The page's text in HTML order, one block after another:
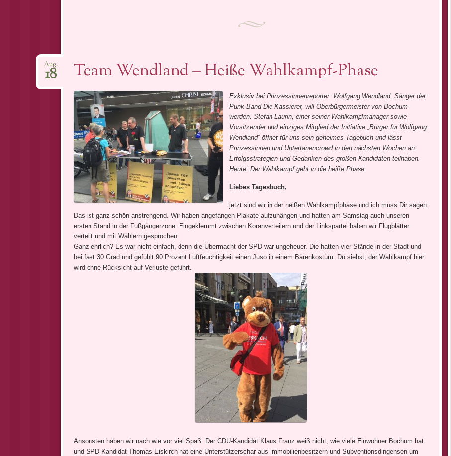
Team Wendland – Heiße Wahlkampf-Phase
Aug.
18
Exklusiv bei Prinzessinnenreporter: Wolfgang Wendland, Sänger der
Punk-Band Die Kassierer, will Oberbürgermeister von Bochum
werden. Stefan Laurin, einer seiner Wahlkampfmanager sowie
Vorsitzender und einziges Mitglied der Initiative „Bürger für Wolfgang
Wendland“ öffnet für uns sein geheimes Tagebuch und lässt
Prinzessinnen und Untertanencrowd in den nächsten Wochen an
Erfolgsstrategien und Gedanken des großen Kandidaten teilhaben.
Heute: Der Wahlkampf geht in die heiße Phase.
Liebes Tagesbuch,
jetzt sind wir in der heißen Wahlkampfphase und ich muss Dir sagen:
Das ist ganz schön anstrengend. Wir haben angefangen Plakate aufzuhängen und hatten am Samstag auch unseren
ersten Stand in der Fußgängerzone. Eingeklemmt zwischen Koranverteilern und der Linkspartei haben wir Flugblätter
verteilt und mit Wählern gesprochen.
Ganz ehrlich? Es war nicht einfach, denn die Übermacht der SPD war ungeheuer. Die hatten vier Stände in der Stadt und
bei fast 30 Grad und gefühlt 90 Prozent Luftfeuchtigkeit einen Juso in einem Bärenkostüm. Du siehst, der Wahlkampf hier
wird ohne Rücksicht auf Verluste geführt.
Ansonsten haben wir nach wie vor viel Spaß. Der CDU-Kandidat Klaus Franz weiß nicht, wie viele Einwohner Bochum hat
und SPD-Kandidat Thomas Eiskirch hat eine Unterstützerschar aus Immobilienbesitzern und Subventionsdingensen um